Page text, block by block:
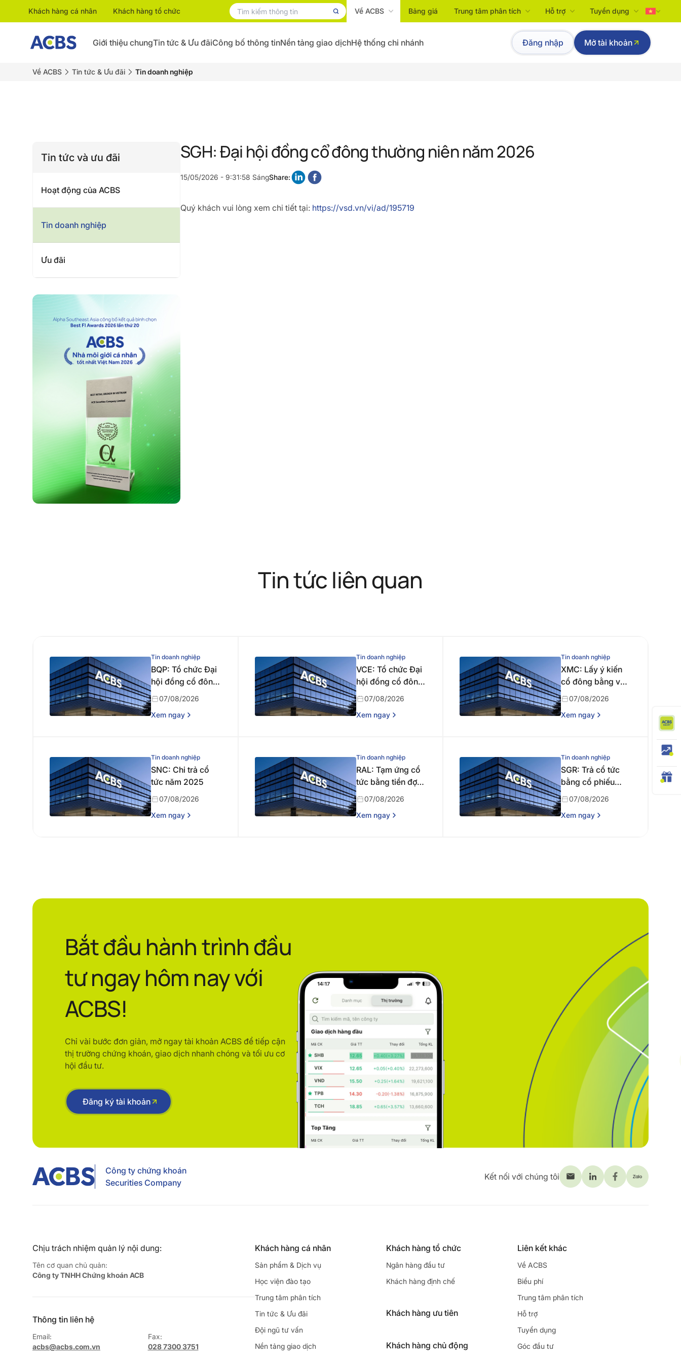
Khách hàng cá nhân Khách hàng tổ chức Về ACBS Bảng giá Trung tâm phân tích Hỗ trợ Tuyển dụng
Tiếng Việt
English
Giới thiệu chungTin tức & Ưu đãiCông bố thông tinNền tảng giao dịchHệ thống chi nhánh Đăng nhập Mở tài khoản
Về ACBS Tin tức & Ưu đãi Tin doanh nghiệp
Tin tức và ưu đãi
Hoạt động của ACBS
Tin doanh nghiệp
Ưu đãi
SGH: Đại hội đồng cổ đông thường niên năm 2026
15/05/2026 - 9:31:58 SángShare:
Quý khách vui lòng xem chi tiết tại: https://vsd.vn/vi/ad/195719
Tin tức liên quan
Tin doanh nghiệp
BQP: Tổ chức Đại
hội đồng cổ đông
thường niên năm
2026
07/08/2026
Xem ngay
Tin doanh nghiệp
VCE: Tổ chức Đại
hội đồng cổ đông
bất thường năm
2026 lần thứ nhất
07/08/2026
Xem ngay
Tin doanh nghiệp
XMC: Lấy ý kiến
cổ đông bằng văn
bản07/08/2026
Xem ngay
Tin doanh nghiệp
SNC: Chi trả cổ
tức năm 2025
07/08/2026
Xem ngay
Tin doanh nghiệp
RAL: Tạm ứng cổ
tức bằng tiền đợt 1
năm 2026
07/08/2026
Xem ngay
Tin doanh nghiệp
SGR: Trả cổ tức
bằng cổ phiếu
năm 2024
07/08/2026
Xem ngay
Bắt đầu hành trình đầu
tư ngay hôm nay với
ACBS!
Chỉ vài bước đơn giản, mở ngay tài khoản ACBS để tiếp cận
thị trường chứng khoán, giao dịch nhanh chóng và tối ưu cơ
hội đầu tư.
Đăng ký tài khoản
Công ty chứng khoán
Securities Company
Kết nối với chúng tôi
Chịu trách nhiệm quản lý nội dung:
Tên cơ quan chủ quản:
Công ty TNHH Chứng khoán ACB
Thông tin liên hệ
Email:
acbs@acbs.com.vn
Fax:
028 7300 3751
Khách hàng cá nhân
Sản phẩm & Dịch vụ
Học viện đào tạo
Trung tâm phân tích
Tin tức & Ưu đãi
Đội ngũ tư vấn
Nền tảng giao dịch
Khách hàng tổ chức
Ngân hàng đầu tư
Khách hàng định chế
Khách hàng ưu tiên
Khách hàng chủ động
Liên kết khác
Về ACBS
Biểu phí
Trung tâm phân tích
Hỗ trợ
Tuyển dụng
Góc đầu tư